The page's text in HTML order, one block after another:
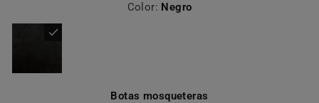
Color: Negro
Botas mosqueteras